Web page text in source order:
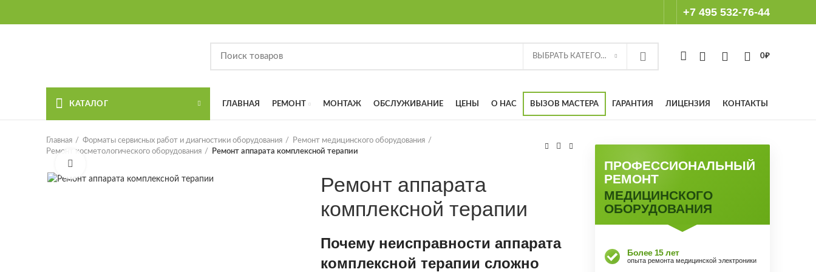
+7 495 532-76-44
ВЫБРАТЬ КАТЕГОРИЮ 0₽
КАТАЛОГ ГЛАВНАЯ РЕМОНТ МОНТАЖ ОБСЛУЖИВАНИЕ ЦЕНЫ О НАС ВЫЗОВ МАСТЕРА ГАРАНТИЯ ЛИЦЕНЗИЯ КОНТАКТЫ
Главная Форматы сервисных работ и диагностики оборудования
Ремонт медицинского оборудования
Ремонт косметологического оборудования
Ремонт аппарата комплексной терапии
Ремонт аппарата
комплексной терапии
Почему неисправности аппарата
комплексной терапии сложно
ПРОФЕССИОНАЛЬНЫЙ
РЕМОНТ
МЕДИЦИНСКОГО
ОБОРУДОВАНИЯ
Более 15 лет
опыта ремонта медицинской электроники